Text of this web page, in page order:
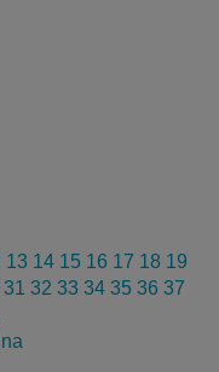
13 14 15 16 17 18 19
31 32 33 34 35 36 37